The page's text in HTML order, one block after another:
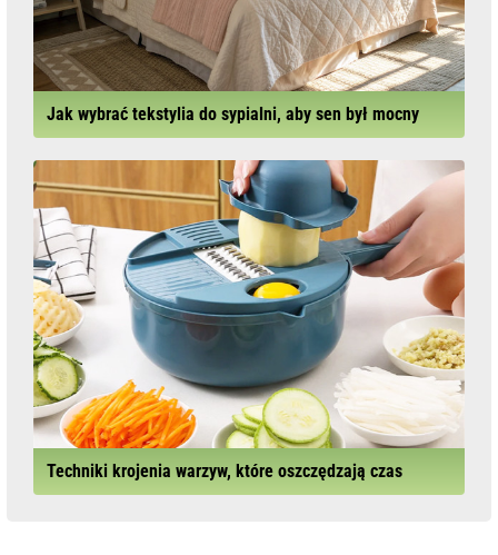
Jak wybrać tekstylia do sypialni, aby sen był mocny
Techniki krojenia warzyw, które oszczędzają czas